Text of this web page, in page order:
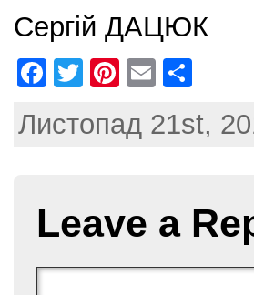
Сергій ДАЦЮК
F
c
o
o
k
T
itt
Pi
er
E
ai ar
Листопад 21st,
Leave a